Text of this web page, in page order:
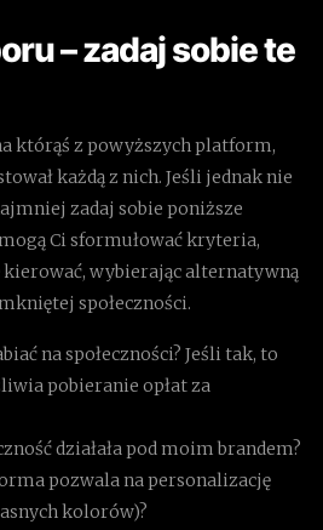
– zadaj sobie te
którąś z powyższych platform,
każdą z nich. Jeśli jednak nie
zadaj sobie poniższe
Ci sformułować kryteria,
wybierając alternatywną
społeczności.
na społeczności? Jeśli tak, to
pobieranie opłat za
działała pod moim brandem?
pozwala na personalizację
kolorów)?